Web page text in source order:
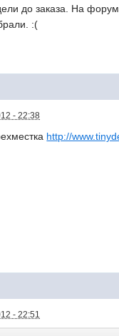
до заказа. На
:(
- 22:38
http://
- 22:51